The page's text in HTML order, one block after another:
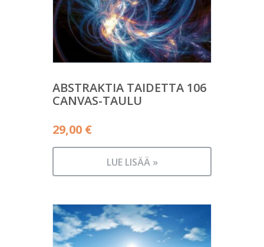
ABSTRAKTIA TAIDETTA 106
CANVAS-TAULU
29,00 €
LUE LISÄÄ »